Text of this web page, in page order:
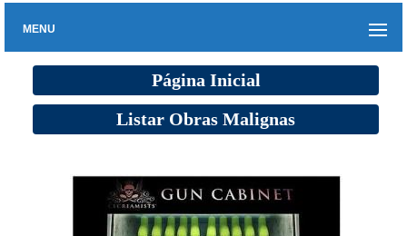
MENU
Página Inicial
Listar Obras Malignas